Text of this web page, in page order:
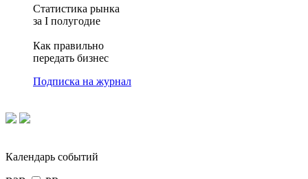
Статистика рынка
за I полугодие
Как правильно
передать бизнес
Подписка на журнал
Календарь событий